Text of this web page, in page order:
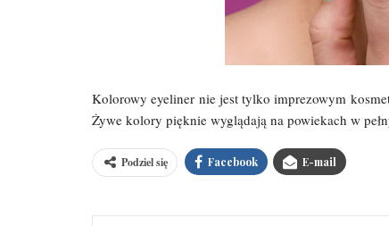
Kolorowy eyeliner nie jest tylko imprezowym
Żywe kolory pięknie wyglądają na powiekach w
Podziel się Facebook E-mail